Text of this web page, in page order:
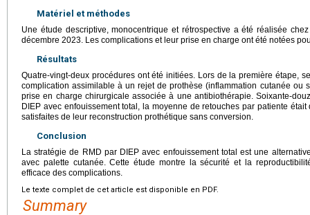
Matériel et méthodes
Une étude descriptive, monocentrique et rétrospective a été réalisée
décembre 2023. Les complications et leur prise en charge ont été notées
Résultats
Quatre-vingt-deux procédures ont été initiées. Lors de la première étape,
complication assimilable à un rejet de prothèse (inflammation cutanée ou
prise en charge chirurgicale associée à une antibiothérapie. Soixante-
DIEP avec enfouissement total, la moyenne de retouches par patiente
satisfaites de leur reconstruction prothétique sans conversion.
Conclusion
La stratégie de RMD par DIEP avec enfouissement total est une
avec palette cutanée. Cette étude montre la sécurité et la
efficace des complications.
Le texte complet de cet article est disponible en PDF.
Summary